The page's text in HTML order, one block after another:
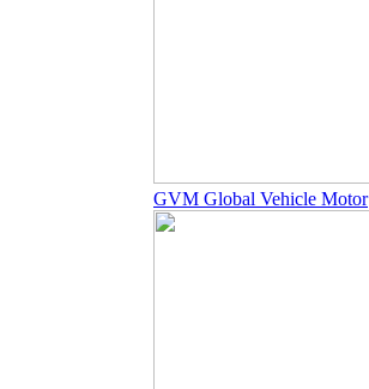
GVM Global Vehicle Motor